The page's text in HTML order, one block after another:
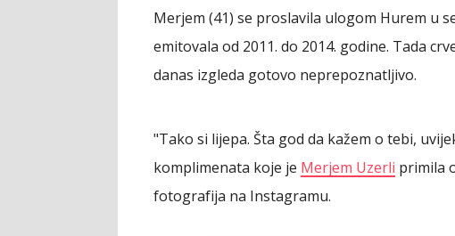
Merjem (41) se proslavila ulogom Hurem u
emitovala od 2011. do 2014. godine. Tada
danas izgleda gotovo neprepoznatljivo.
"Tako si lijepa. Šta god da kažem o tebi,
komplimenata koje je Merjem Uzerli primila
fotografija na Instagramu.